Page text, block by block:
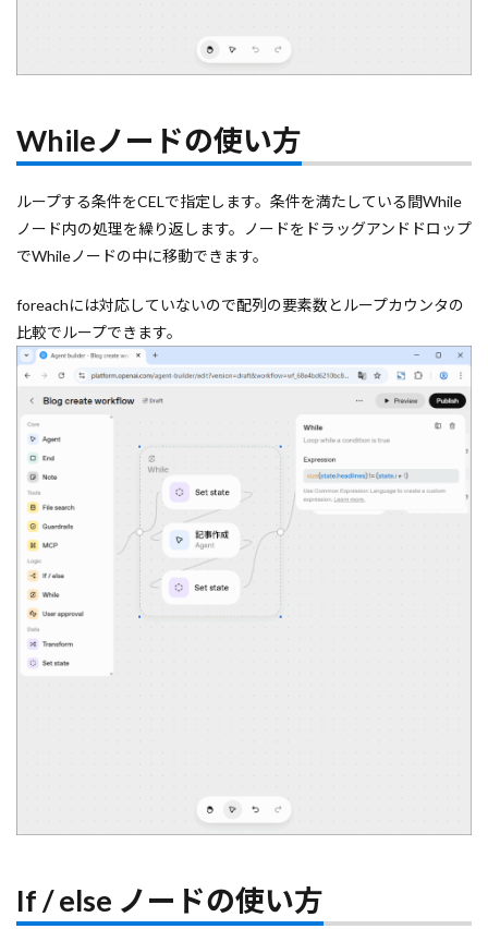
Whileノードの使い方
ループする条件をCELで指定します。条件を満たしている間While
ノード内の処理を繰り返します。ノードをドラッグアンドドロップ
でWhileノードの中に移動できます。
foreachには対応していないので配列の要素数とループカウンタの
比較でループできます。
If / else ノードの使い方